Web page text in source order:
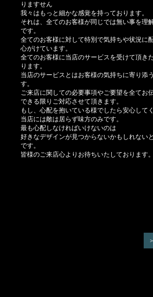
りますせん
我々はもっと細かな感覚を持っております。
それは、全てのお客様が同じでは無い事を理
です。
全てのお客様に対して特別で気持ちや状況に
心がけています。
全てのお客様に当店のサービスを受けて頂き
ります。
当店のサービスとはお客様の気持ちに寄り添
す。
ご来店に関しての必要事項やご要望を全てお
できる限りご対応させて頂きます。
もし、心配を抱いている様でしたら安心して
当店には敵は居らず味方のみです。
最も心配しなければいけないのは
好きなデザインが見つからないかもしれない
です。
皆様のご来店心よりお待ちいたしております。